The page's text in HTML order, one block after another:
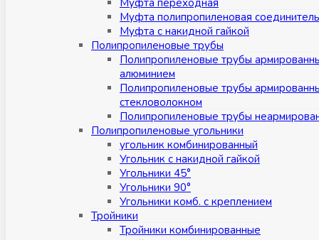
Муфта полипропиленовая
Муфта с накидной гайкой
Полипропиленовые трубы
Полипропиленовые трубы
алюминием
Полипропиленовые трубы
стекловолокном
Полипропиленовые трубы
Полипропиленовые угольники
угольник комбинированный
Угольник с накидной гайкой
Угольники 45°
Угольники 90°
Угольники комб. с креплением
Тройники
Тройники комбинированные